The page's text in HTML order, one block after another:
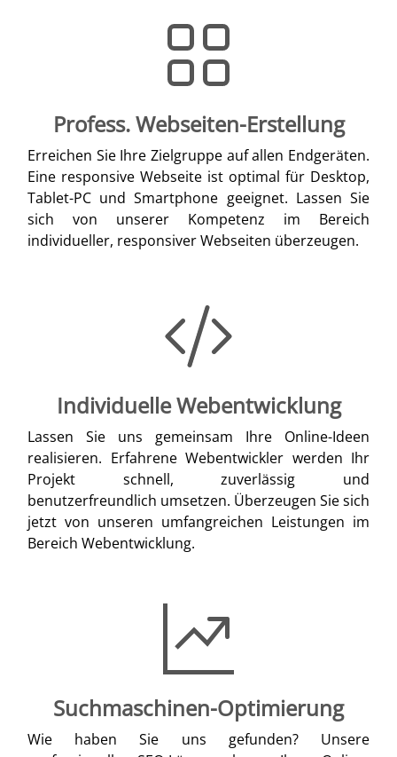
Profess. Webseiten-Erstellung
Erreichen Sie Ihre Zielgruppe auf allen Endgeräten.
Eine responsive Webseite ist optimal für Desktop,
Tablet-PC und Smartphone geeignet. Lassen Sie
sich von unserer Kompetenz im Bereich
individueller, responsiver Webseiten überzeugen.
Individuelle Webentwicklung
Lassen Sie uns gemeinsam Ihre Online-Ideen
realisieren. Erfahrene Webentwickler werden Ihr
Projekt schnell, zuverlässig und
benutzerfreundlich umsetzen. Überzeugen Sie sich
jetzt von unseren umfangreichen Leistungen im
Bereich Webentwicklung.
Suchmaschinen-Optimierung
Wie haben Sie uns gefunden? Unsere